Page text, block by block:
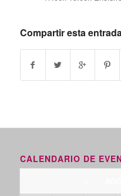
Compartir esta
CALENDARIO DE